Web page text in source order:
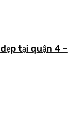
tại quận 4 –